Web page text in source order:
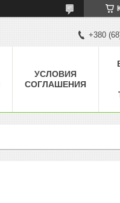
+380
УСЛОВИЯ
СОГЛАШЕНИЯ